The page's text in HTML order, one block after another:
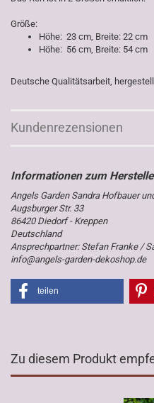
Größe:
Höhe: 23 cm, Breite: 22 cm
Höhe: 56 cm, Breite: 54 cm
Deutsche Qualitätsarbeit,
Kundenrezensionen
Angels Garden Sandra Hofbauer
Augsburger Str. 33
86420 Diedorf - Kreppen
Deutschland
Ansprechpartner: Stefan Franke /
info@angels-garden-dekoshop.de
teilen
Zu diesem Produkt